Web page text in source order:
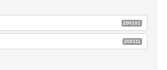
200101
0182a_k150
200111